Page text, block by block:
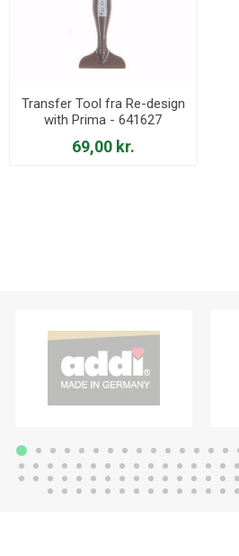
Transfer Tool fra Re-design
with Prima - 641627
69,00 kr.